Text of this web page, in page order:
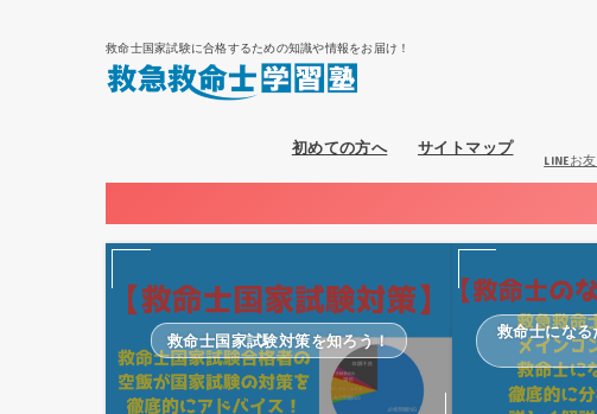
救命士国家試験に合格するための知識や情報をお届け！
初めての方へ サイトマップ
LINEお
救命士国家試験対策を知ろう！
救命士にな